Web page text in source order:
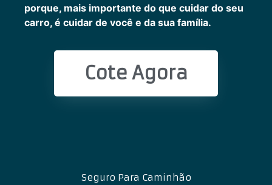
porque, mais importante do que cuidar do seu
carro, é cuidar de você e da sua família.
Cote Agora
Seguro Para Caminhão